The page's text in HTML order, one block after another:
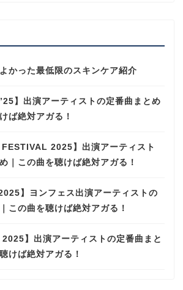
かった最低限のスキンケア紹介
】出演アーティストの定番曲まとめ
ば絶対アガる！
FESTIVAL 2025】出演アーティスト
｜この曲を聴けば絶対アガる！
】ヨンフェス出演アーティストの
この曲を聴けば絶対アガる！
2025】出演アーティストの定番曲まと
けば絶対アガる！